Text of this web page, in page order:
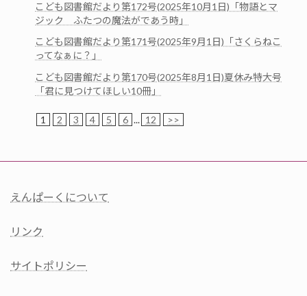
こども図書館だより第172号(2025年10月1日)「物語とマ
ジック ふたつの魔法がであう時」
こども図書館だより第171号(2025年9月1日)「さくらねこ
ってなぁに？」
こども図書館だより第170号(2025年8月1日)夏休み特大号
「君に見つけてほしい10冊」
1 2 3 4 5 6 ... 12 >>
えんぱーくについて
リンク
サイトポリシー